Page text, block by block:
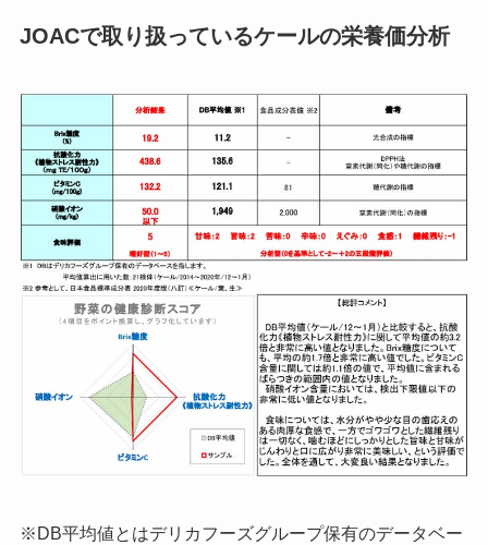
JOACで取り扱っているケールの栄養価分析
※DB平均値とはデリカフーズグループ保有のデータベー